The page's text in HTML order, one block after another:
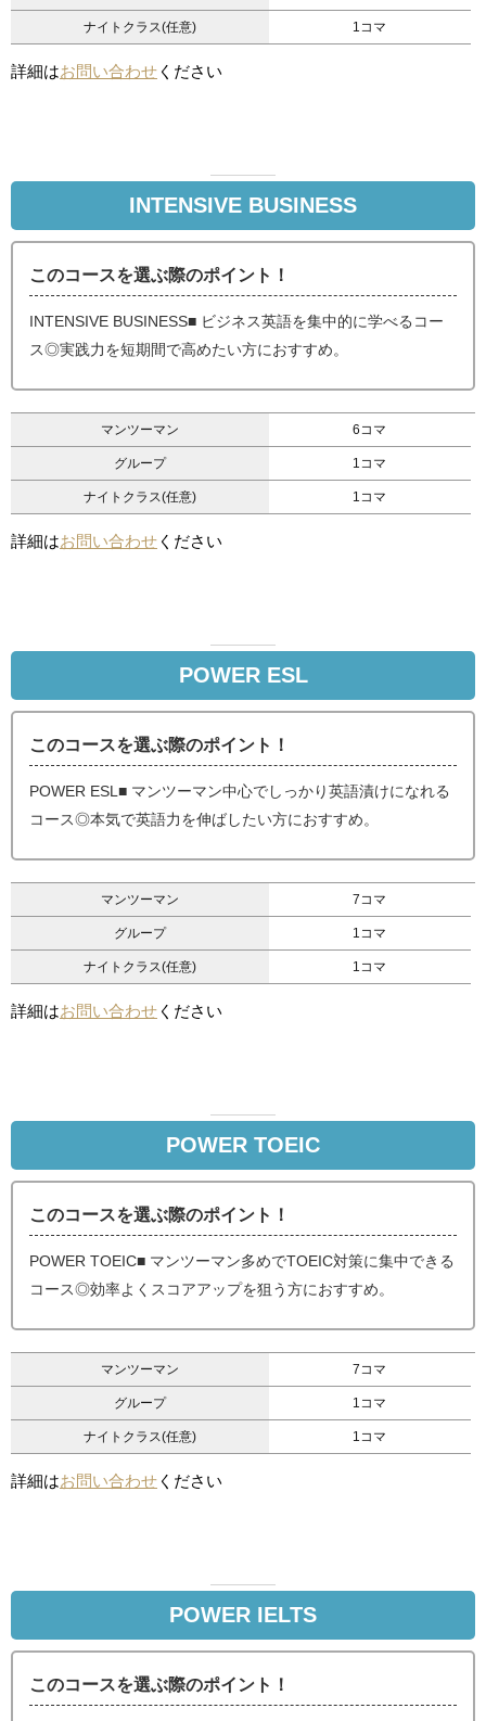
ナイトクラス(任意) 1コマ
詳細はお問い合わせ ください
INTENSIVE BUSINESS
このコースを選ぶ際のポイント！
INTENSIVE BUSINESS■ ビジネス英語を集中的に学べるコー
ス◎実践力を短期間で高めたい方におすすめ。
マンツーマン 6コマ
グループ 1コマ
ナイトクラス(任意) 1コマ
詳細はお問い合わせ ください
POWER ESL
このコースを選ぶ際のポイント！
POWER ESL■ マンツーマン中心でしっかり英語漬けになれる
コース◎本気で英語力を伸ばしたい方におすすめ。
マンツーマン 7コマ
グループ 1コマ
ナイトクラス(任意) 1コマ
詳細はお問い合わせ ください
POWER TOEIC
このコースを選ぶ際のポイント！
POWER TOEIC■ マンツーマン多めでTOEIC対策に集中できる
コース◎効率よくスコアアップを狙う方におすすめ。
マンツーマン 7コマ
グループ 1コマ
ナイトクラス(任意) 1コマ
詳細はお問い合わせ ください
POWER IELTS
このコースを選ぶ際のポイント！